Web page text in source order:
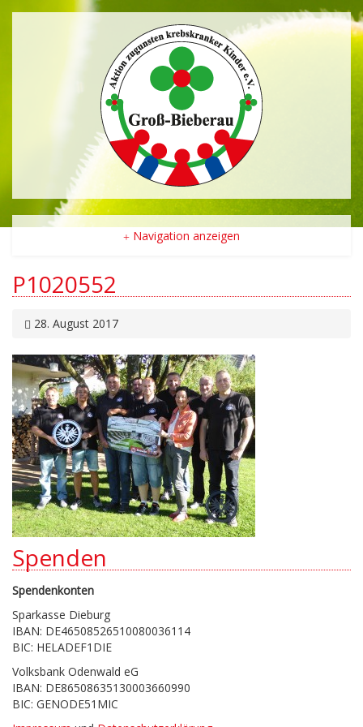
Navigation anzeigen
P1020552
28. August 2017
Spenden
Spendenkonten
Sparkasse Dieburg
IBAN: DE46508526510080036114
BIC: HELADEF1DIE
Volksbank Odenwald eG
IBAN: DE86508635130003660990
BIC: GENODE51MIC